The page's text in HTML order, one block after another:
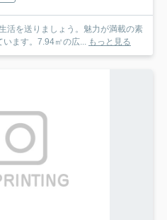
活を送りましょう。魅力が満載の素
ます。7.94㎡の広... もっと見る